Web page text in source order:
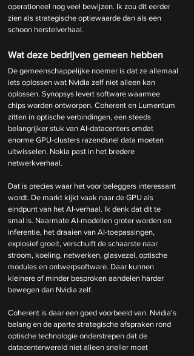
operationeel nog veel bewijzen. Ik zou dit eerder
zien als strategische optiewaarde dan als een
schoon herstelverhaal.
Wat deze bedrijven gemeen hebben
De gemeenschappelijke noemer is dat ze allemaal
iets oplossen wat Nvidia zelf niet alleen kan
oplossen. Synopsys levert software waarmee
chips worden ontworpen. Coherent en Lumentum
zitten in optische verbindingen, een steeds
belangrijker stuk van AI-datacenters omdat
enorme GPU-clusters razendsnel data moeten
uitwisselen. Nokia past in het bredere
netwerkverhaal.
Dat is precies waar het voor beleggers interessant
wordt. De markt kijkt vaak naar de GPU als
eindpunt van het AI-verhaal. Ik denk dat dit te
smal is. Naarmate AI-modellen groter worden en
inferentie, het draaien van AI-toepassingen,
explosief groeit, verschuift de schaarste naar
stroom, koeling, netwerken, glasvezel, optische
modules en ontwerpsoftware. Daar kunnen
kleinere of minder besproken aandelen harder
bewegen dan Nvidia zelf.
Coherent is daar een goed voorbeeld van. Nvidia's
belang en de aparte strategische afspraken rond
optische technologie onderstrepen dat de
datacenterwereld niet alleen sneller moet